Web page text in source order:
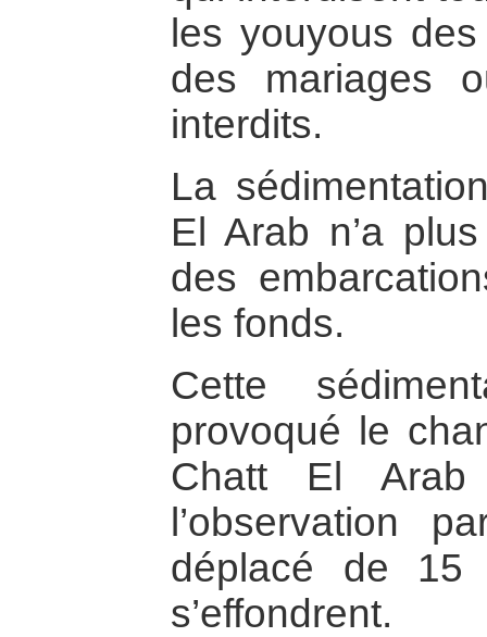
les youyous
des mariages
interdits.
La
El Arab n’a
des
les fonds.
Cette
provoqué le
Chatt El
l’observation
déplacé de
s’effondrent.